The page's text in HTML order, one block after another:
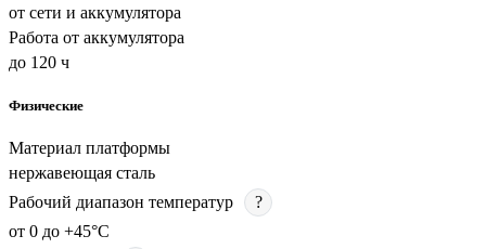
от сети и аккумулятора
Работа от аккумулятора
до 120 ч
Физические
Материал платформы
нержавеющая сталь
Рабочий диапазон температур
?
от 0 до +45°C